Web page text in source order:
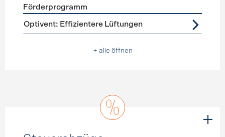
Förderprogramme Lüftung
Förderprogramm
Optivent: Effizientere Lüftungen
+ alle öffnen